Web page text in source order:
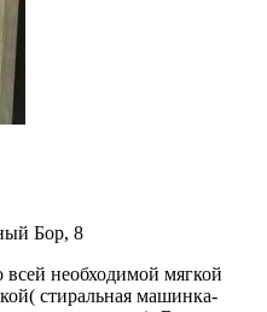
Бор, 8
необходимой мягкой
стиральная машинка-